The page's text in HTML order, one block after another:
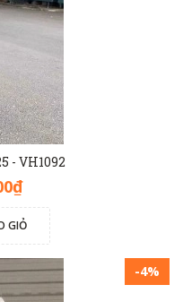
- VH1092
GIỎ
-4%